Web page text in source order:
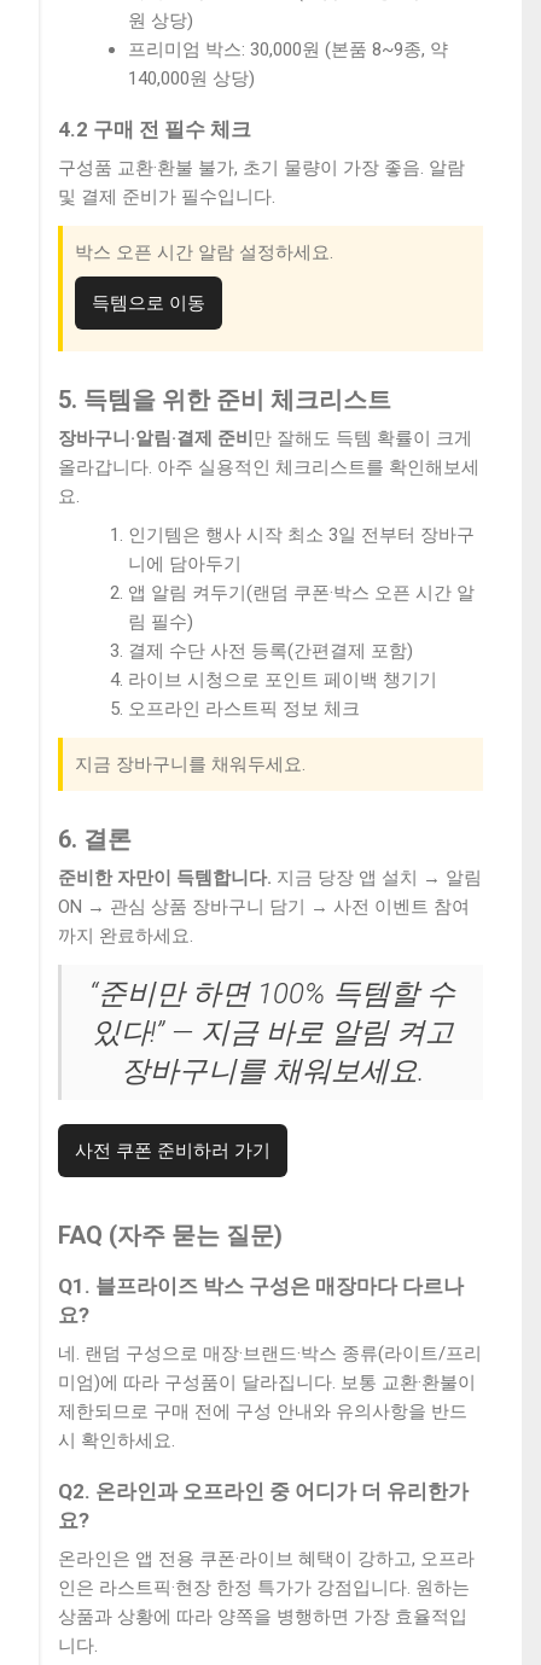
원 상당)
프리미엄 박스: 30,000원 (본품 8~9종, 약
140,000원 상당)
4.2 구매 전 필수 체크
구성품 교환·환불 불가, 초기 물량이 가장 좋음. 알람
및 결제 준비가 필수입니다.
박스 오픈 시간 알람 설정하세요.
득템으로 이동
5. 득템을 위한 준비 체크리스트
장바구니·알림·결제 준비 만 잘해도 득템 확률이 크게
올라갑니다. 아주 실용적인 체크리스트를 확인해보세
요.
인기템은 행사 시작 최소 3일 전부터 장바구
니에 담아두기
앱 알림 켜두기(랜덤 쿠폰·박스 오픈 시간 알
림 필수)
결제 수단 사전 등록(간편결제 포함)
라이브 시청으로 포인트 페이백 챙기기
오프라인 라스트픽 정보 체크
지금 장바구니를 채워두세요.
6. 결론
준비한 자만이 득템합니다. 지금 당장 앱 설치 → 알림
ON → 관심 상품 장바구니 담기 → 사전 이벤트 참여
까지 완료하세요.
“준비만 하면 100% 득템할 수
있다!” — 지금 바로 알림 켜고
장바구니를 채워보세요.
사전 쿠폰 준비하러 가기
FAQ (자주 묻는 질문)
Q1. 블프라이즈 박스 구성은 매장마다 다르나
요?
네. 랜덤 구성으로 매장·브랜드·박스 종류(라이트/프리
미엄)에 따라 구성품이 달라집니다. 보통 교환·환불이
제한되므로 구매 전에 구성 안내와 유의사항을 반드
시 확인하세요.
Q2. 온라인과 오프라인 중 어디가 더 유리한가
요?
온라인은 앱 전용 쿠폰·라이브 혜택이 강하고, 오프라
인은 라스트픽·현장 한정 특가가 강점입니다. 원하는
상품과 상황에 따라 양쪽을 병행하면 가장 효율적입
니다.